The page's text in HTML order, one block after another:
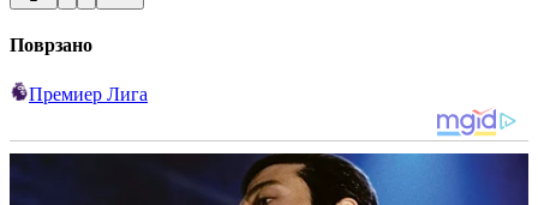
Поврзано
Премиер Лига